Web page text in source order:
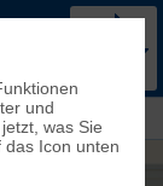
und
was Sie
das Icon unten